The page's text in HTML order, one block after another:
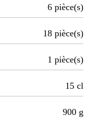
6 pièce(s)
18 pièce(s)
1 pièce(s)
15 cl
900 g